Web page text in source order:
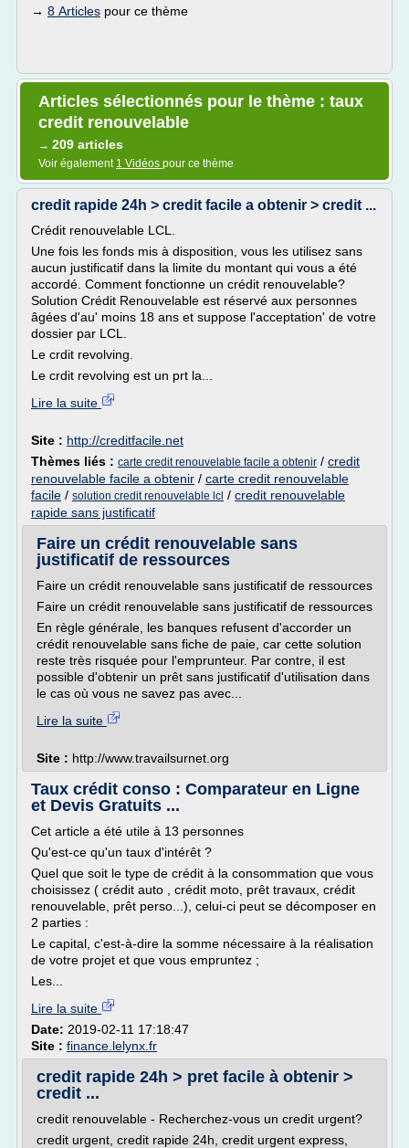
→ 8 Articles pour ce thème
Articles sélectionnés pour le thème : taux
credit renouvelable
→ 209 articles
Voir également 1 Vidéos pour ce thème
credit rapide 24h > credit facile a obtenir > credit ...
Crédit renouvelable LCL.
Une fois les fonds mis à disposition, vous les utilisez sans
aucun justificatif dans la limite du montant qui vous a été
accordé. Comment fonctionne un crédit renouvelable?
Solution Crédit Renouvelable est réservé aux personnes
âgées d'au' moins 18 ans et suppose l'acceptation' de votre
dossier par LCL.
Le crdit revolving.
Le crdit revolving est un prt la...
Lire la suite
Site : http://creditfacile.net
Thèmes liés : carte credit renouvelable facile a obtenir / credit
renouvelable facile a obtenir / carte credit renouvelable
facile / solution credit renouvelable lcl / credit renouvelable
rapide sans justificatif
Faire un crédit renouvelable sans
justificatif de ressources
Faire un crédit renouvelable sans justificatif de ressources
Faire un crédit renouvelable sans justificatif de ressources
En règle générale, les banques refusent d'accorder un
crédit renouvelable sans fiche de paie, car cette solution
reste très risquée pour l'emprunteur. Par contre, il est
possible d'obtenir un prêt sans justificatif d'utilisation dans
le cas où vous ne savez pas avec...
Lire la suite
Site : http://www.travailsurnet.org
Taux crédit conso : Comparateur en Ligne
et Devis Gratuits ...
Cet article a été utile à 13 personnes
Qu'est-ce qu'un taux d'intérêt ?
Quel que soit le type de crédit à la consommation que vous
choisissez ( crédit auto , crédit moto, prêt travaux, crédit
renouvelable, prêt perso...), celui-ci peut se décomposer en
2 parties :
Le capital, c'est-à-dire la somme nécessaire à la réalisation
de votre projet et que vous empruntez ;
Les...
Lire la suite
Date: 2019-02-11 17:18:47
Site : finance.lelynx.fr
credit rapide 24h > pret facile à obtenir >
credit ...
credit renouvelable - Recherchez-vous un credit urgent?
credit urgent, credit rapide 24h, credit urgent express,